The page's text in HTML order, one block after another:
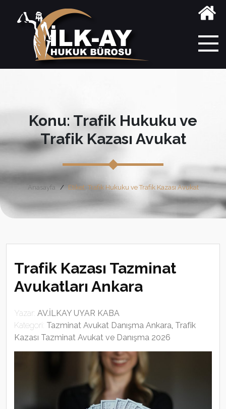
Konu: Trafik Hukuku ve
Trafik Kazası Avukat
Anasayfa Etiket: Trafik Hukuku ve Trafik Kazası Avukat
Trafik Kazası Tazminat
Avukatları Ankara
Yazar: AV.İLKAY UYAR KABA
Kategori: Tazminat Avukat Danışma Ankara, Trafik
Kazası Tazminat Avukat ve Danışma 2026